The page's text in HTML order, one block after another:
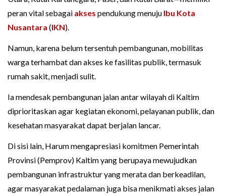
peran vital sebagai akses pendukung menuju Ibu Kota
Nusantara (IKN).
Namun, karena belum tersentuh pembangunan, mobilitas
warga terhambat dan akses ke fasilitas publik, termasuk
rumah sakit, menjadi sulit.
Ia mendesak pembangunan jalan antar wilayah di Kaltim
diprioritaskan agar kegiatan ekonomi, pelayanan publik, dan
kesehatan masyarakat dapat berjalan lancar.
Di sisi lain, Harum mengapresiasi komitmen Pemerintah
Provinsi (Pemprov) Kaltim yang berupaya mewujudkan
pembangunan infrastruktur yang merata dan berkeadilan,
agar masyarakat pedalaman juga bisa menikmati akses jalan